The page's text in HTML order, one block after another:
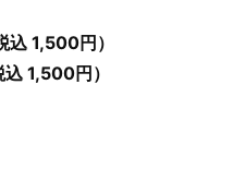
1,500円）
1,500円）